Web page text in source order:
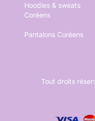
Hoodies & sweats
Coréens
Pantalons Coréens
Tout droits